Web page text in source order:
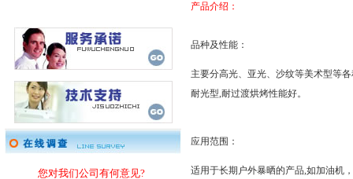
产品介绍：
品种及性能：
主要分高光、亚光、沙纹等美术型等
耐光型,耐过渡烘烤性能好。
应用范围：
适用于长期户外暴晒的产品,如加油机